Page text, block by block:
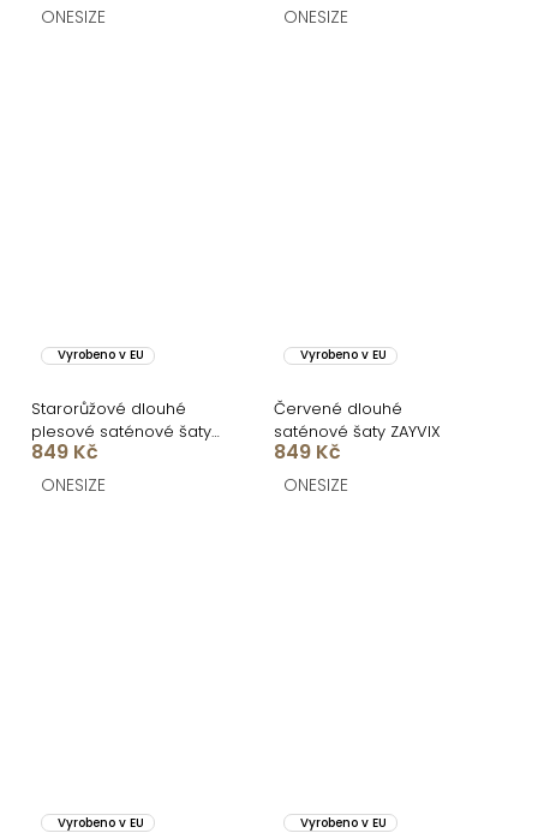
ONESIZE ONESIZE
Vyrobeno v EU
Starorůžové dlouhé
plesové saténové šaty
ZAYVIX
849 Kč
ONESIZE
Vyrobeno v EU
Červené dlouhé
saténové šaty ZAYVIX
849 Kč
ONESIZE
Vyrobeno v EU Vyrobeno v EU